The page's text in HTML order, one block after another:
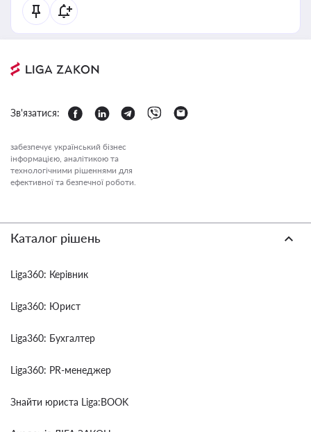
Зв'язатися:
забезпечує український бізнес
інформацією, аналітикою та
технологічними рішеннями для
ефективної та безпечної роботи.
Каталог рішень
Liga360: Керівник
Liga360: Юрист
Liga360: Бухгалтер
Liga360: PR-менеджер
Знайти юриста Liga:BOOK